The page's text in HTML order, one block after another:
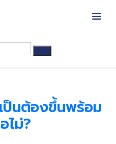
ป็นต้องขึ้นพร้อม
ไม่?